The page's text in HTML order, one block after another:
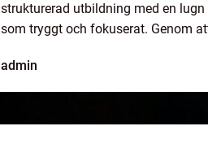
strukturerad utbildning med en
som tryggt och fokuserat. Genom
admin